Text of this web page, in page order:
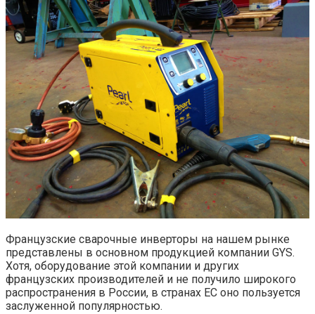
Французские сварочные инверторы на нашем рынке
представлены в основном продукцией компании GYS.
Хотя, оборудование этой компании и других
французских производителей и не получило широкого
распространения в России, в странах ЕС оно пользуется
заслуженной популярностью.